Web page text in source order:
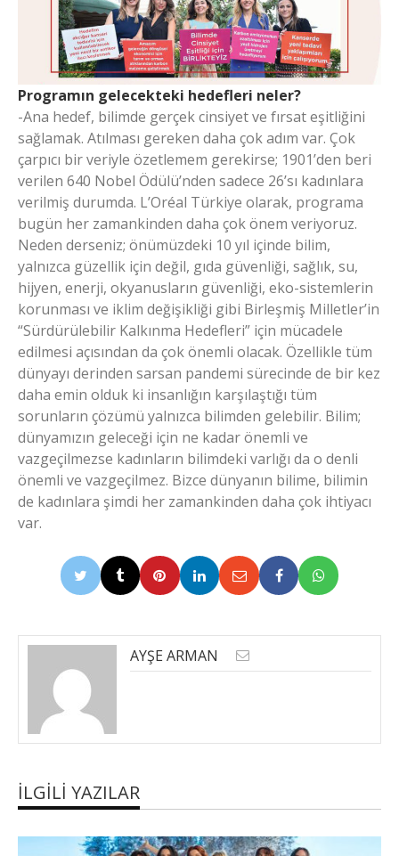
Programın gelecekteki hedefleri neler?
-Ana hedef, bilimde gerçek cinsiyet ve fırsat eşitliğini
sağlamak. Atılması gereken daha çok adım var. Çok
çarpıcı bir veriyle özetlemem gerekirse; 1901’den beri
verilen 640 Nobel Ödülü’nden sadece 26’sı kadınlara
verilmiş durumda. L’Oréal Türkiye olarak, programa
bugün her zamankinden daha çok önem veriyoruz.
Neden derseniz; önümüzdeki 10 yıl içinde bilim,
yalnızca güzellik için değil, gıda güvenliği, sağlık, su,
hijyen, enerji, okyanusların güvenliği, eko-sistemlerin
korunması ve iklim değişikliği gibi Birleşmiş Milletler’in
“Sürdürülebilir Kalkınma Hedefleri” için mücadele
edilmesi açısından da çok önemli olacak. Özellikle tüm
dünyayı derinden sarsan pandemi sürecinde de bir kez
daha emin olduk ki insanlığın karşılaştığı tüm
sorunların çözümü yalnızca bilimden gelebilir. Bilim;
dünyamızın geleceği için ne kadar önemli ve
vazgeçilmezse kadınların bilimdeki varlığı da o denli
önemli ve vazgeçilmez. Bizce dünyanın bilime, bilimin
de kadınlara şimdi her zamankinden daha çok ihtiyacı
var.
AYŞE ARMAN
İLGILI YAZILAR